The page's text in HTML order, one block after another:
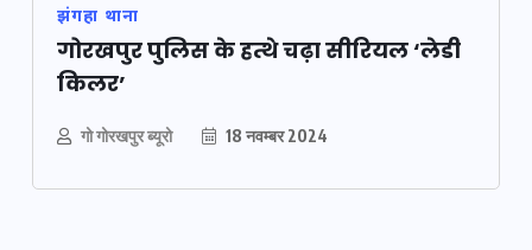
झंगहा थाना
गोरखपुर पुलिस के हत्थे चढ़ा सीरियल ‘लेडी
किलर’
गो गोरखपुर ब्यूरो 18 नवम्बर 2024